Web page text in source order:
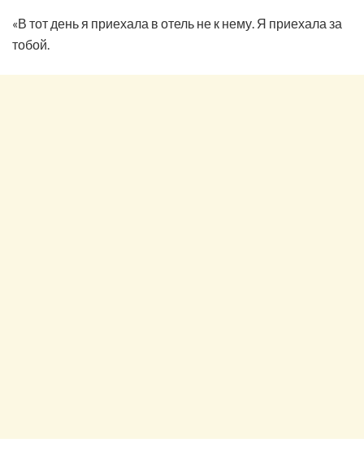
«В тот день я приехала в отель не к нему. Я приехала за
тобой.